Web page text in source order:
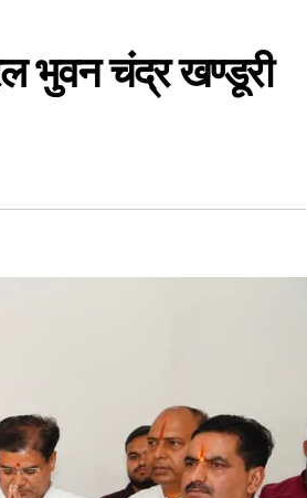
भुवन चंद्र खण्डूरी